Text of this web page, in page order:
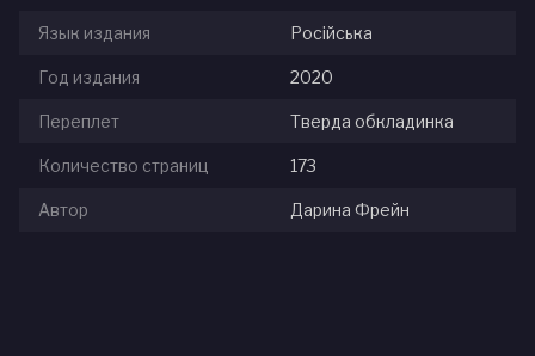
Язык издания Російська
Год издания 2020
Переплет Тверда обкладинка
Количество страниц 173
Автор Дарина Фрейн